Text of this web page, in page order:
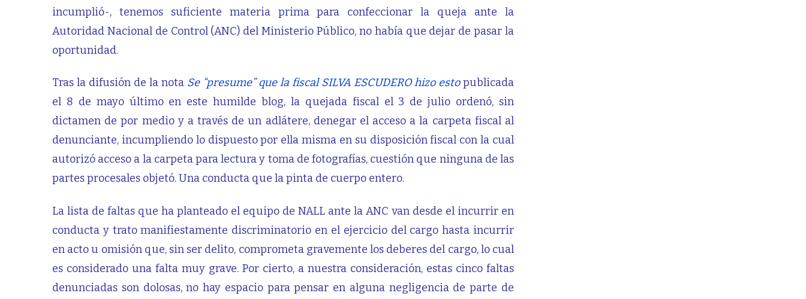
incumplió-, tenemos suficiente materia prima para confeccionar la queja ante la
Autoridad Nacional de Control (ANC) del Ministerio Público, no había que dejar de pasar la
oportunidad.
Tras la difusión de la nota Se “presume” que la fiscal SILVA ESCUDERO hizo estopublicada
el 8 de mayo último en este humilde blog, la quejada fiscal el 3 de julio ordenó, sin
dictamen de por medio y a través de un adlátere, denegar el acceso a la carpeta fiscal al
denunciante, incumpliendo lo dispuesto por ella misma en su disposición fiscal con la cual
autorizó acceso a la carpeta para lectura y toma de fotografías, cuestión que ninguna de las
partes procesales objetó. Una conducta que la pinta de cuerpo entero.
La lista de faltas que ha planteado el equipo de NALL ante la ANC van desde el incurrir en
conducta y trato manifiestamente discriminatorio en el ejercicio del cargo hasta incurrir
en acto u omisión que, sin ser delito, comprometa gravemente los deberes del cargo, lo cual
es considerado una falta muy grave. Por cierto, a nuestra consideración, estas cinco faltas
denunciadas son dolosas, no hay espacio para pensar en alguna negligencia de parte de